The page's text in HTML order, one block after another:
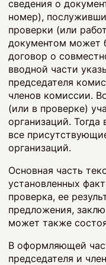
сведения о
номер),
проверки (или
документом может
договор о
вводной части
председателя
членов комиссии.
(или в проверке)
организаций.
все
организаций.
Основная часть
установленных
проверка, ее
предложения,
может также
В оформляющей
председателя и